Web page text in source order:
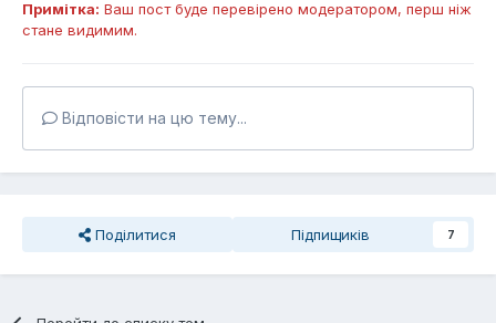
Примітка: Ваш пост буде перевірено модератором, перш ніж
стане видимим.
Відповісти на цю тему...
Поділитися Підпищиків 7